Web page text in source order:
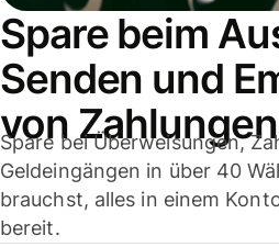
Spare beim
Senden und
von Zahlungen
Spare bei Überweisungen,
Geldeingängen in über 40
brauchst, alles in einem
bereit.